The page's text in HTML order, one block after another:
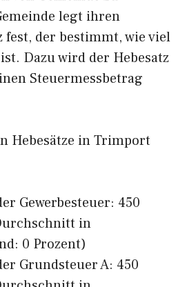
legt ihren
fest, der bestimmt, wie viel
Dazu wird der Hebesatz
Steuermessbetrag
Hebesätze in Trimport
Gewerbesteuer: 450
in
0 Prozent)
Grundsteuer A: 450